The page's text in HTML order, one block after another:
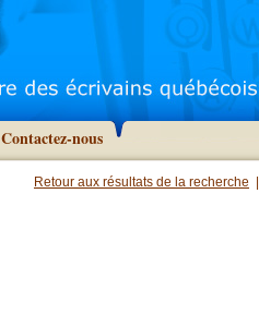
Contactez-nous
Retour aux résultats de la recherche